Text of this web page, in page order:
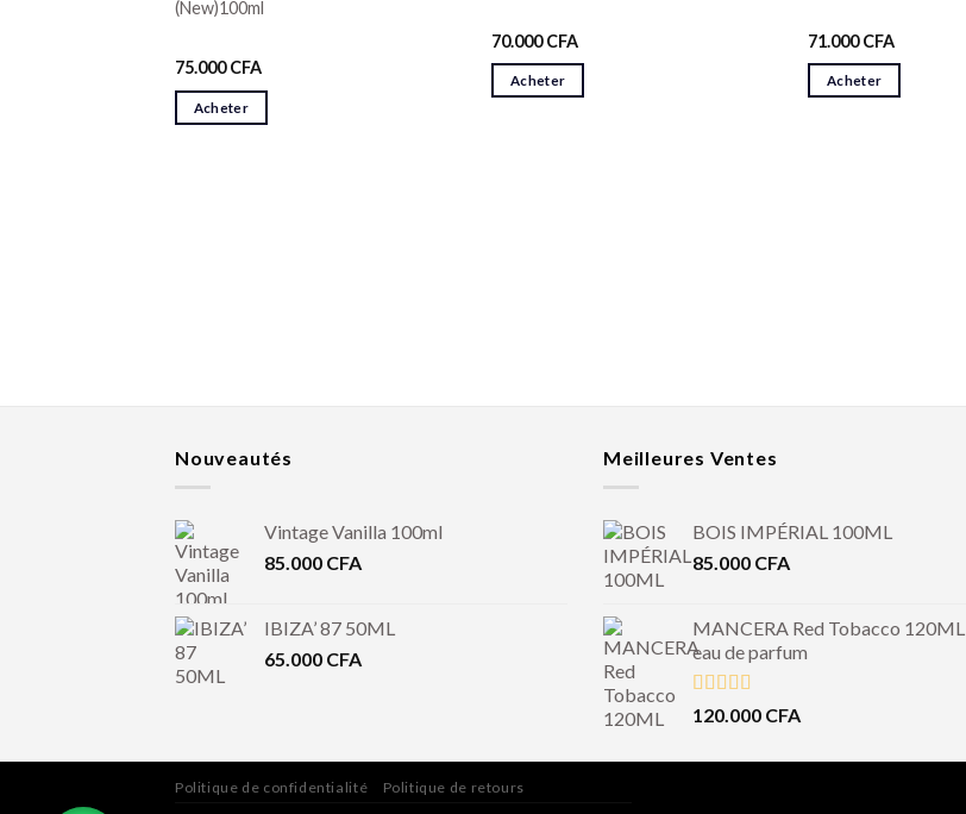
(New)100ml
75.000CFA
Acheter
70.000CFA
Acheter
71.000CFA
Acheter
Nouveautés
Vintage Vanilla 100ml
85.000 CFA
IBIZA’ 87 50ML
65.000 CFA
Meilleures Ventes
BOIS IMPÉRIAL 100ML
85.000 CFA
MANCERA Red Tobacco 120ML
eau de parfum
Note4.50
120.000 CFA
Politique de confidentialité Politique de retours